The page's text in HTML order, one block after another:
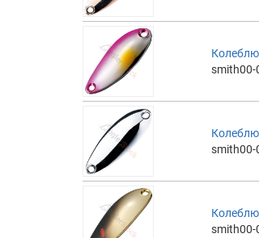
smith00-
smith00-
smith00-